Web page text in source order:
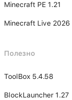
Minecraft PE 1.21
Minecraft Live 2026
Полезно
ToolBox 5.4.58
BlockLauncher 1.27